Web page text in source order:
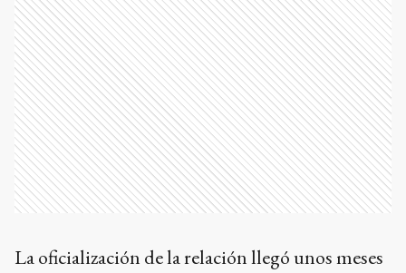
La oficialización de la relación llegó unos meses